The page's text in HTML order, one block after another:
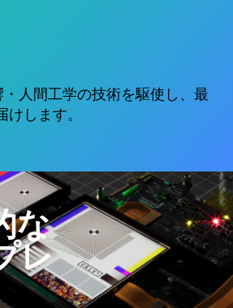
・人間工学の技術を駆使し、最
けします。
な
レ